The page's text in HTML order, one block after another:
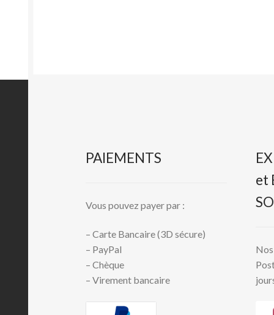
PAIEMENTS
Vous pouvez payer par :
– Carte Bancaire (3D sécure)
– PayPal
– Chèque
– Virement bancaire
et